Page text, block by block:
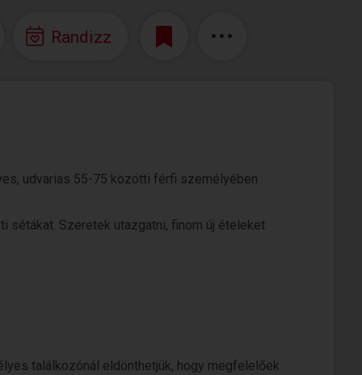
Randizz
udvarias 55-75 közötti férfi személyében
sétákat. Szeretek utazgatni, finom új ételeket
találkozónál eldönthetjük, hogy megfelelőek